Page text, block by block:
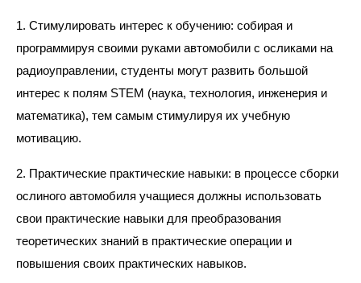
1. Стимулировать интерес к обучению: собирая и
программируя своими руками автомобили с осликами на
радиоуправлении, студенты могут развить большой
интерес к полям STEM (наука, технология, инженерия и
математика), тем самым стимулируя их учебную
мотивацию.
2. Практические практические навыки: в процессе сборки
ослиного автомобиля учащиеся должны использовать
свои практические навыки для преобразования
теоретических знаний в практические операции и
повышения своих практических навыков.